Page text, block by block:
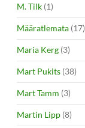
M. Tilk (1)
Määratlemata (17)
Maria Kerg (3)
Mart Pukits (38)
Mart Tamm (3)
Martin Lipp (8)